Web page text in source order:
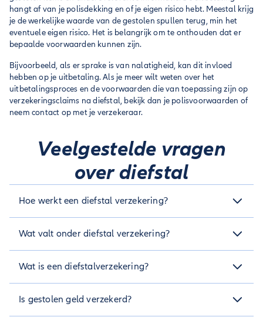
hangt af van je polisdekking en of je eigen risico hebt. Meestal krijg
je de werkelijke waarde van de gestolen spullen terug, min het
eventuele eigen risico. Het is belangrijk om te onthouden dat er
bepaalde voorwaarden kunnen zijn.
Bijvoorbeeld, als er sprake is van nalatigheid, kan dit invloed
hebben op je uitbetaling. Als je meer wilt weten over het
uitbetalingsproces en de voorwaarden die van toepassing zijn op
verzekeringsclaims na diefstal, bekijk dan je polisvoorwaarden of
neem contact op met je verzekeraar.
Veelgestelde vragen
over diefstal
Hoe werkt een diefstal verzekering?
verzekeraar om je eigendommen te verzekeren tegen
en, als deze goedgekeurd wordt, vergoeden zij de waarde
van de gestolen goederen, tot het maximumbedrag dat in je
polis aangegeven is, minus je eigen risico.
De hoogte van de premie hangt af van verschillende
Wat valt onder diefstal verzekering?
diefstal van persoonlijke spullen zoals elektronica, sieraden,
Wat is een diefstalverzekering?
als er persoonlijke spullen gestolen worden. Dit kan
Is gestolen geld verzekerd?